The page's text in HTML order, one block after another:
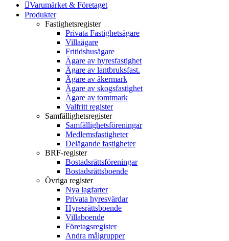
Varumärket & Företaget
Produkter
Fastighetsregister
Privata Fastighetsägare
Villaägare
Fritidshusägare
Ägare av hyresfastighet
Ägare av lantbruksfast.
Ägare av åkermark
Ägare av skogsfastighet
Ägare av tomtmark
Valfritt register
Samfällighetsregister
Samfällighetsföreningar
Medlemsfastigheter
Delägande fastigheter
BRF-register
Bostadsrättsföreningar
Bostadsrättsboende
Övriga register
Nya lagfarter
Privata hyresvärdar
Hyresrättsboende
Villaboende
Företagsregister
Andra målgrupper